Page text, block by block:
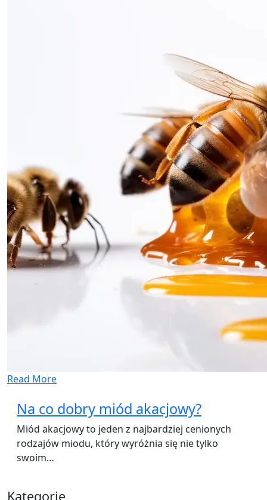
Read More
Na co dobry miód akacjowy?
Miód akacjowy to jeden z najbardziej cenionych
rodzajów miodu, który wyróżnia się nie tylko
swoim…
Kategorie